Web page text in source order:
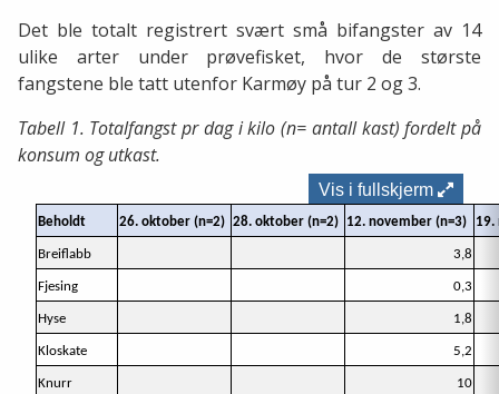
Det ble totalt registrert svært små bifangster av 14
ulike arter under prøvefisket, hvor de største
fangstene ble tatt utenfor Karmøy på tur 2 og 3.
Tabell 1. Totalfangst pr dag i kilo (n= antall kast) fordelt på
konsum og utkast.
Vis i fullskjerm
Beholdt 26. oktober (n=2) 28. oktober (n=2) 12. november (n=3) 19.
Breiflabb 3,8
Fjesing 0,3
Hyse 1,8
Kloskate 5,2
Knurr 10